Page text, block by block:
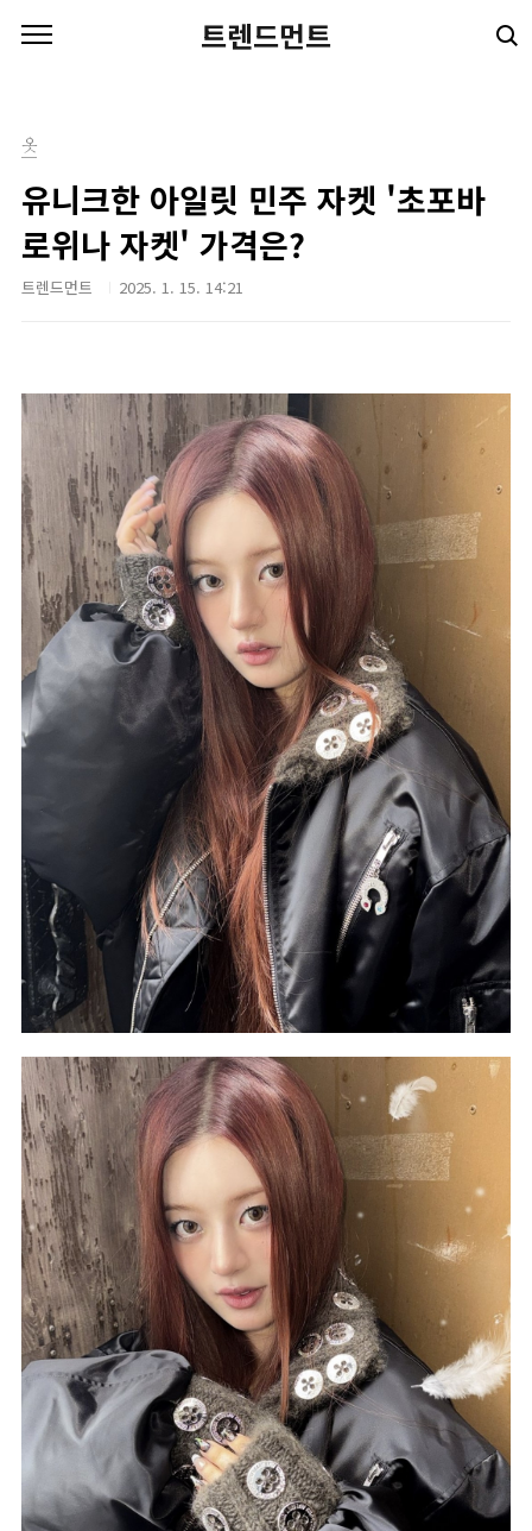
트렌드먼트
옷
유니크한 아일릿 민주 자켓 '초포바
로위나 자켓' 가격은?
트렌드먼트 2025. 1. 15. 14:21